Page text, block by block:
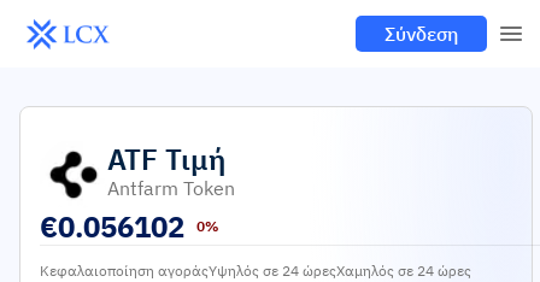
Σύνδεση
ATF Τιμή
Antfarm Token
€0.056102 0%
Κεφαλαιοποίηση αγοράςΥψηλός σε 24 ώρεςΧαμηλός σε 24 ώρες